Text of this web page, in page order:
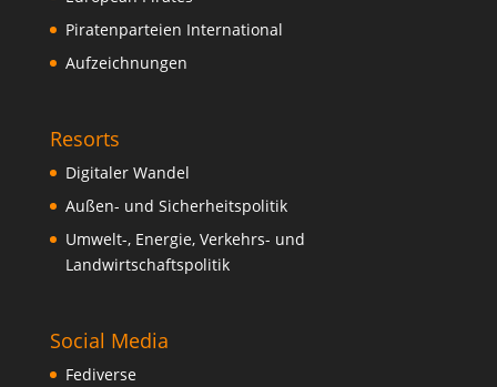
Piratenparteien International
Aufzeichnungen
Resorts
Digitaler Wandel
Außen- und Sicherheitspolitik
Umwelt-, Energie, Verkehrs- und
Landwirtschaftspolitik
Social Media
Fediverse